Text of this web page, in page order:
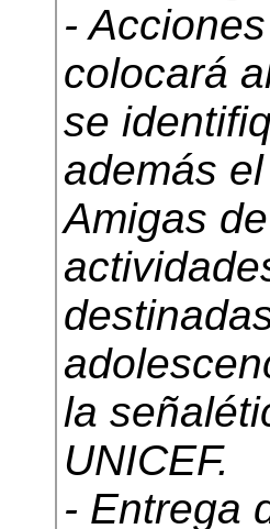
-
colocará
se
además
Amigas
la
UNICEF.
- Entrega